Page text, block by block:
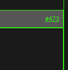
#473